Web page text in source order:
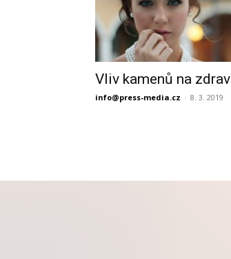
Vliv kamenů na
info@press-media.cz - 8. 3. 2019